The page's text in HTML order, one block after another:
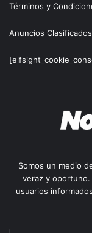
Términos y
Anuncios Clasificados
Somos un medio
veraz y
usuarios